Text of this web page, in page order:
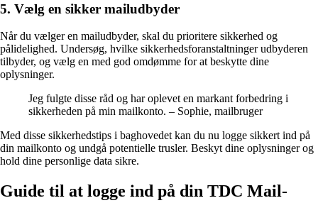
5. Vælg en sikker mailudbyder
Når du vælger en mailudbyder, skal du prioritere sikkerhed og
pålidelighed. Undersøg, hvilke sikkerhedsforanstaltninger udbyderen
tilbyder, og vælg en med god omdømme for at beskytte dine
oplysninger.
Jeg fulgte disse råd og har oplevet en markant forbedring i
sikkerheden på min mailkonto. – Sophie, mailbruger
Med disse sikkerhedstips i baghovedet kan du nu logge sikkert ind på
din mailkonto og undgå potentielle trusler. Beskyt dine oplysninger og
hold dine personlige data sikre.
Guide til at logge ind på din TDC Mail-